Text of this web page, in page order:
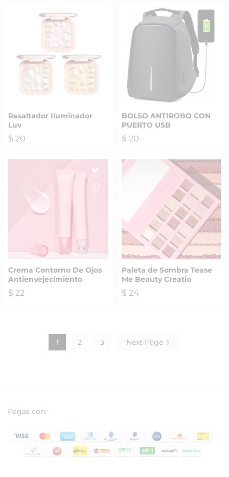
Resaltador Iluminador
Luv
$ 20
BOLSO ANTIROBO CON
PUERTO USB
$ 20
Crema Contorno De Ojos
Antienvejecimiento
$ 22
Paleta de Sombra Tease
Me Beauty Creatio
$ 24
1 2 3 Next Page
Pagas con: